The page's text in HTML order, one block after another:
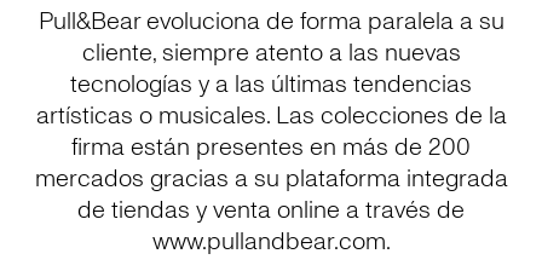
Pull&Bear evoluciona de forma paralela a su
cliente, siempre atento a las nuevas
tecnologías y a las últimas tendencias
artísticas o musicales. Las colecciones de la
firma están presentes en más de 200
mercados gracias a su plataforma integrada
de tiendas y venta online a través de
www.pullandbear.com.